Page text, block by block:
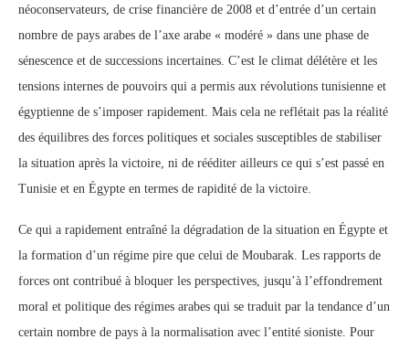
néoconservateurs, de crise financière de 2008 et d’entrée d’un certain
nombre de pays arabes de l’axe arabe « modéré » dans une phase de
sénescence et de successions incertaines. C’est le climat délétère et les
tensions internes de pouvoirs qui a permis aux révolutions tunisienne et
égyptienne de s’imposer rapidement. Mais cela ne reflétait pas la réalité
des équilibres des forces politiques et sociales susceptibles de stabiliser
la situation après la victoire, ni de rééditer ailleurs ce qui s’est passé en
Tunisie et en Égypte en termes de rapidité de la victoire.
Ce qui a rapidement entraîné la dégradation de la situation en Égypte et
la formation d’un régime pire que celui de Moubarak. Les rapports de
forces ont contribué à bloquer les perspectives, jusqu’à l’effondrement
moral et politique des régimes arabes qui se traduit par la tendance d’un
certain nombre de pays à la normalisation avec l’entité sioniste. Pour